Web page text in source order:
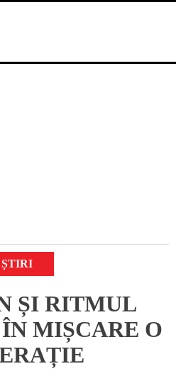
ȘTIRI
ȘI RITMUL
MIȘCARE O